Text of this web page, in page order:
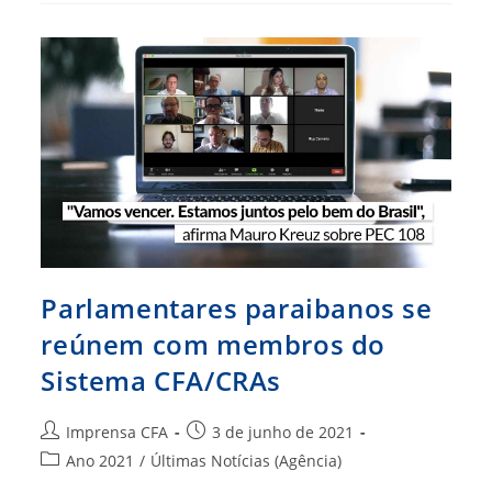
Regulamentadas
Parlamentares paraibanos se
reúnem com membros do
Sistema CFA/CRAs
Autor
do
Imprensa CFA
Post
publicado:
3 de junho de 2021
Categoria
Ano 2021 / Últimas Notícias (Agência)